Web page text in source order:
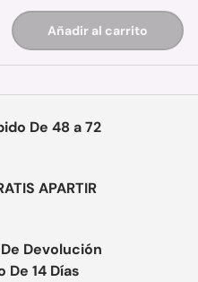
Añadir al carrito
De 48 a 72
APARTIR
Devolución
De 14 Días